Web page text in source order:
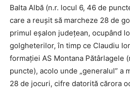
Balta Albă (n.r. locul 6, 46 de
care a reuşit să marcheze 28 de
primul eşalon judeţean, ocupând
golgheterilor, în timp ce Claudiu
formaţiei AS Montana Pătârlagele
puncte), acolo unde „generalul” a
28 de jocuri, cifre datorită cărora